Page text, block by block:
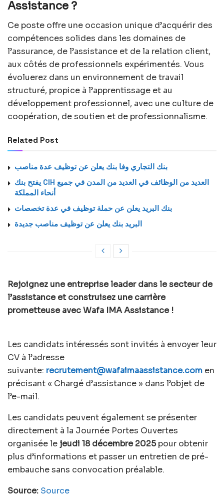
Assistance ?
Ce poste offre une occasion unique d’acquérir des
compétences solides dans les domaines de
l’assurance, de l’assistance et de la relation client,
aux côtés de professionnels expérimentés. Vous
évoluerez dans un environnement de travail
structuré, propice à l’apprentissage et au
développement professionnel, avec une culture de
coopération, de soutien et de professionnalisme.
Related Post
بنك التجاري وفا بنك يعلن عن توظيف عدة مناصب
يفتح بنك CIH العديد من الوظائف في العديد من المدن في جميع
أنحاء المملكة
بنك البريد يعلن عن حملة توظيف في عدة تخصصات
البريد بنك يعلن عن توظيف مناصب جديدة
Rejoignez une entreprise leader dans le secteur de
l’assistance et construisez une carrière
prometteuse avec Wafa IMA Assistance !
Les candidats intéressés sont invités à envoyer leur
CV à l’adresse
suivante: recrutement@wafaimaassistance.com en
précisant « Chargé d’assistance » dans l’objet de
l’e-mail.
Les candidats peuvent également se présenter
directement à la Journée Portes Ouvertes
organisée le jeudi 18 décembre 2025pour obtenir
plus d’informations et passer un entretien de pré-
embauche sans convocation préalable.
Source: Source